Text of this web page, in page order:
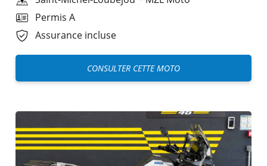
Permis A
Assurance incluse
CONSULTER CETTE MOTO